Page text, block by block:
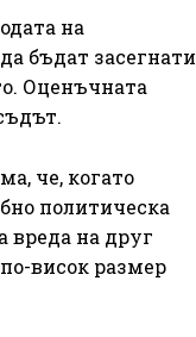
на
бъдат засегнати
Оценъчната
че, когато
политическа
вреда на друг
висок размер